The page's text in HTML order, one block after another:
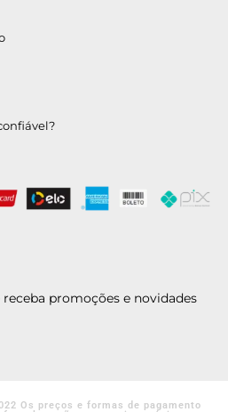
promoções e novidades
Os preços e formas de pagamento